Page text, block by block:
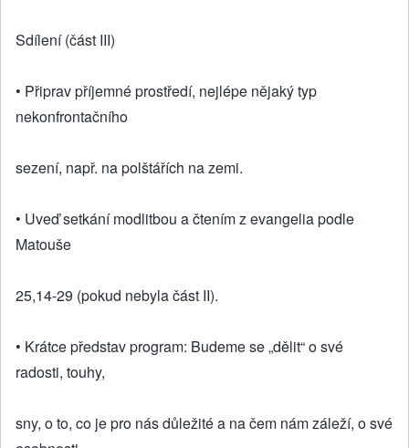
Sdílení (část III)
• Připrav příjemné prostředí, nejlépe nějaký typ
nekonfrontačního
sezení, např. na polštářích na zemi.
• Uveď setkání modlitbou a čtením z evangelia podle
Matouše
25,14-29 (pokud nebyla část II).
• Krátce představ program: Budeme se „dělit“ o své
radosti, touhy,
sny, o to, co je pro nás důležité a na čem nám záleží, o své